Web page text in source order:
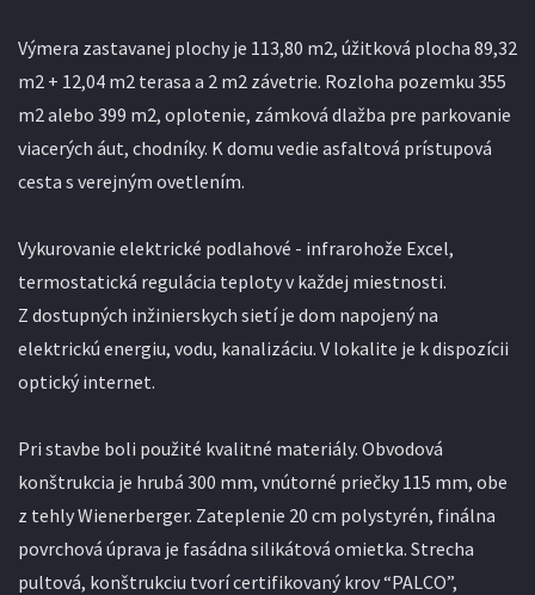
Výmera zastavanej plochy je 113,80 m2, úžitková plocha 89,32
m2 + 12,04 m2 terasa a 2 m2 závetrie. Rozloha pozemku 355
m2 alebo 399 m2, oplotenie, zámková dlažba pre parkovanie
viacerých áut, chodníky. K domu vedie asfaltová prístupová
cesta s verejným ovetlením.
Vykurovanie elektrické podlahové - infrarohože Excel,
termostatická regulácia teploty v každej miestnosti.
Z dostupných inžinierskych sietí je dom napojený na
elektrickú energiu, vodu, kanalizáciu. V lokalite je k dispozícii
optický internet.
Pri stavbe boli použité kvalitné materiály. Obvodová
konštrukcia je hrubá 300 mm, vnútorné priečky 115 mm, obe
z tehly Wienerberger. Zateplenie 20 cm polystyrén, finálna
povrchová úprava je fasádna silikátová omietka. Strecha
pultová, konštrukciu tvorí certifikovaný krov “PALCO”,